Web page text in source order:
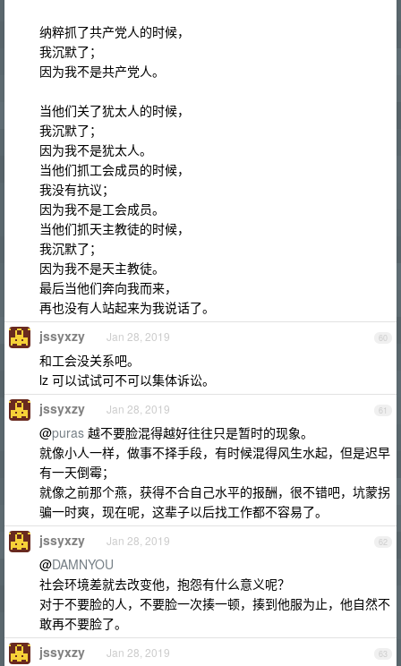
纳粹抓了共产党人的时候，
我沉默了；
因为我不是共产党人。
当他们关了犹太人的时候，
我沉默了；
因为我不是犹太人。
当他们抓工会成员的时候，
我没有抗议；
因为我不是工会成员。
当他们抓天主教徒的时候，
我沉默了；
因为我不是天主教徒。
最后当他们奔向我而来，
再也没有人站起来为我说话了。
60
jssyxzy Jan 28, 2019
和工会没关系吧。
lz 可以试试可不可以集体诉讼。
61
jssyxzy Jan 28, 2019
@puras 越不要脸混得越好往往只是暂时的现象。
就像小人一样，做事不择手段，有时候混得风生水起，但是迟早
有一天倒霉；
就像之前那个燕，获得不合自己水平的报酬，很不错吧，坑蒙拐
骗一时爽，现在呢，这辈子以后找工作都不容易了。
62
jssyxzy Jan 28, 2019
@DAMNYOU
社会环境差就去改变他，抱怨有什么意义呢？
对于不要脸的人，不要脸一次揍一顿，揍到他服为止，他自然不
敢再不要脸了。
63
jssyxzy Jan 28, 2019